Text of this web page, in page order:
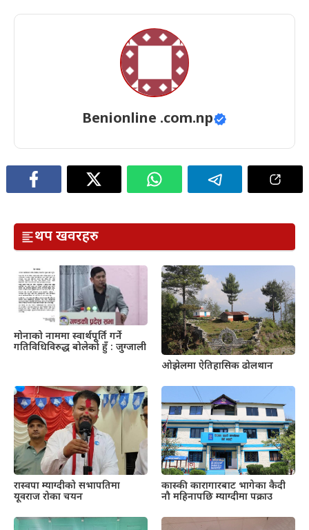
Benionline .com.np
थप खवरहरु
मोनाको नाममा स्वार्थपूर्ति गर्ने
गतिविधिविरुद्ध बोलेको हुँ : जुग्जाली
ओझेलमा ऐतिहासिक ढोलथान
रास्वपा म्याग्दीको सभापतिमा
यूवराज रोका चयन
कास्की कारागारबाट भागेका कैदी
नौ महिनापछि म्याग्दीमा पक्राउ